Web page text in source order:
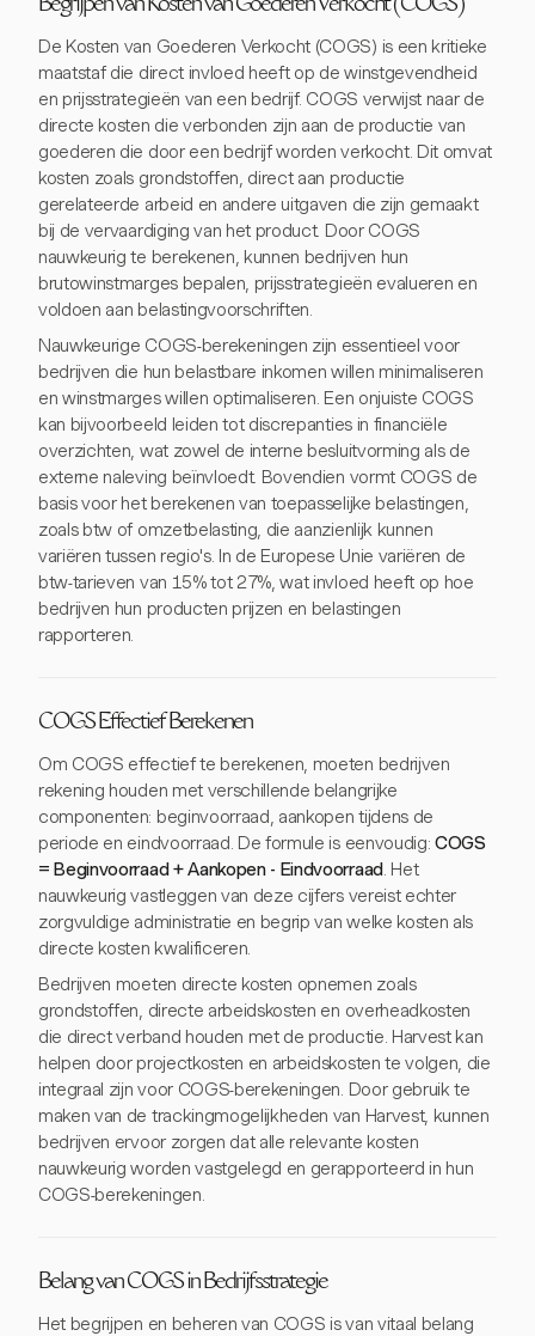
Begrijpen van Kosten van Goederen Verkocht (COGS)
De Kosten van Goederen Verkocht (COGS) is een kritieke
maatstaf die direct invloed heeft op de winstgevendheid
en prijsstrategieën van een bedrijf. COGS verwijst naar de
directe kosten die verbonden zijn aan de productie van
goederen die door een bedrijf worden verkocht. Dit omvat
kosten zoals grondstoffen, direct aan productie
gerelateerde arbeid en andere uitgaven die zijn gemaakt
bij de vervaardiging van het product. Door COGS
nauwkeurig te berekenen, kunnen bedrijven hun
brutowinstmarges bepalen, prijsstrategieën evalueren en
voldoen aan belastingvoorschriften.
Nauwkeurige COGS-berekeningen zijn essentieel voor
bedrijven die hun belastbare inkomen willen minimaliseren
en winstmarges willen optimaliseren. Een onjuiste COGS
kan bijvoorbeeld leiden tot discrepanties in financiële
overzichten, wat zowel de interne besluitvorming als de
externe naleving beïnvloedt. Bovendien vormt COGS de
basis voor het berekenen van toepasselijke belastingen,
zoals btw of omzetbelasting, die aanzienlijk kunnen
variëren tussen regio's. In de Europese Unie variëren de
btw-tarieven van 15% tot 27%, wat invloed heeft op hoe
bedrijven hun producten prijzen en belastingen
rapporteren.
COGS Effectief Berekenen
Om COGS effectief te berekenen, moeten bedrijven
rekening houden met verschillende belangrijke
componenten: beginvoorraad, aankopen tijdens de
periode en eindvoorraad. De formule is eenvoudig: COGS
= Beginvoorraad + Aankopen - Eindvoorraad. Het
nauwkeurig vastleggen van deze cijfers vereist echter
zorgvuldige administratie en begrip van welke kosten als
directe kosten kwalificeren.
Bedrijven moeten directe kosten opnemen zoals
grondstoffen, directe arbeidskosten en overheadkosten
die direct verband houden met de productie. Harvest kan
helpen door projectkosten en arbeidskosten te volgen, die
integraal zijn voor COGS-berekeningen. Door gebruik te
maken van de trackingmogelijkheden van Harvest, kunnen
bedrijven ervoor zorgen dat alle relevante kosten
nauwkeurig worden vastgelegd en gerapporteerd in hun
COGS-berekeningen.
Belang van COGS in Bedrijfsstrategie
Het begrijpen en beheren van COGS is van vitaal belang